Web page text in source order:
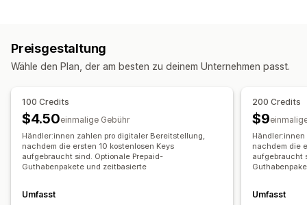
Download-Management
Amazon S3 Storage
Dateisicherheit
Dateiverschlüsselung Passwortschutz
Preisgestaltung
Wähle den Plan, der am besten zu deinem Unternehmen passt.
100 Credits
$4.50einmalige Gebühr
Händler:innen zahlen pro digitaler Bereitstellung,
nachdem die ersten 10 kostenlosen Keys
aufgebraucht sind. Optionale Prepaid-
Guthabenpakete und zeitbasierte
Umfasst
200 Credits
$9
nachdem die
aufgebraucht
Umfasst